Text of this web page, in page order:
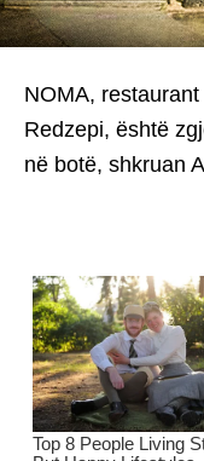
NOMA,
Redzepi, është
në botë, shkruan